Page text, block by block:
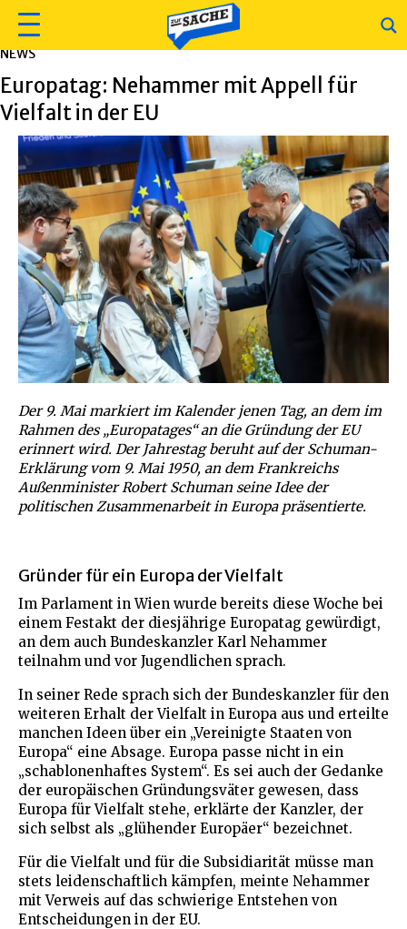
NEWS
Europatag: Nehammer mit Appell für
Vielfalt in der EU
Der 9. Mai markiert im Kalender jenen Tag, an dem im
Rahmen des „Europatages“ an die Gründung der EU
erinnert wird. Der Jahrestag beruht auf der Schuman-
Erklärung vom 9. Mai 1950, an dem Frankreichs
Außenminister Robert Schuman seine Idee der
politischen Zusammenarbeit in Europa präsentierte.
Gründer für ein Europa der Vielfalt
Im Parlament in Wien wurde bereits diese Woche bei
einem Festakt der diesjährige Europatag gewürdigt,
an dem auch Bundeskanzler Karl Nehammer
teilnahm und vor Jugendlichen sprach.
In seiner Rede sprach sich der Bundeskanzler für den
weiteren Erhalt der Vielfalt in Europa aus und erteilte
manchen Ideen über ein „Vereinigte Staaten von
Europa“ eine Absage. Europa passe nicht in ein
„schablonenhaftes System“. Es sei auch der Gedanke
der europäischen Gründungsväter gewesen, dass
Europa für Vielfalt stehe, erklärte der Kanzler, der
sich selbst als „glühender Europäer“ bezeichnet.
Für die Vielfalt und für die Subsidiarität müsse man
stets leidenschaftlich kämpfen, meinte Nehammer
mit Verweis auf das schwierige Entstehen von
Entscheidungen in der EU.